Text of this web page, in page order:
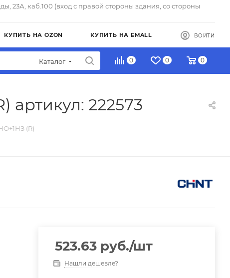
23А, каб.100 (вход с правой стороны здания, со стороны
КУПИТЬ НА OZON КУПИТЬ НА EMALL ВОЙТИ
Каталог 0 0 0
артикул: 222573
(R)
523.63руб./шт
Нашли дешевле?